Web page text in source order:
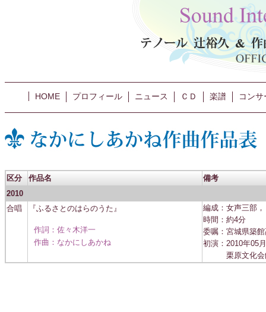
HOME プロフィール ニュース ＣＤ 楽譜 コン
区分 作品名
備考
2010
合唱
『ふるさとのはらのうた』
編成：女声三部
時間：約4分
委嘱：宮城県築
初演：2010年05
栗原文化会
作詞：佐々木洋一
作曲：なかにしあかね